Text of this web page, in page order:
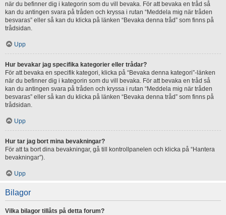
när du befinner dig i kategorin som du vill bevaka. För att bevaka en tråd så
kan du antingen svara på tråden och kryssa i rutan “Meddela mig när tråden
besvaras” eller så kan du klicka på länken “Bevaka denna tråd” som finns på
trådsidan.
Upp
Hur bevakar jag specifika kategorier eller trådar?
För att bevaka en specifik kategori, klicka på “Bevaka denna kategori”-länken
när du befinner dig i kategorin som du vill bevaka. För att bevaka en tråd så
kan du antingen svara på tråden och kryssa i rutan “Meddela mig när tråden
besvaras” eller så kan du klicka på länken “Bevaka denna tråd” som finns på
trådsidan.
Upp
Hur tar jag bort mina bevakningar?
För att ta bort dina bevakningar, gå till kontrollpanelen och klicka på “Hantera
bevakningar”).
Upp
Bilagor
Vilka bilagor tillåts på detta forum?